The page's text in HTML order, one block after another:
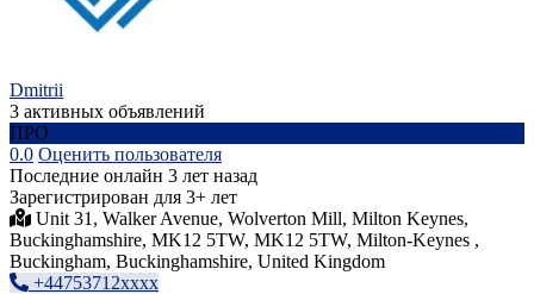
Dmitrii
3 активных объявлений
ПРО
0.0 Оценить пользователя
Последние онлайн 3 лет назад
Зарегистрирован для 3+ лет
Unit 31, Walker Avenue, Wolverton Mill, Milton Keynes,
Buckinghamshire, MK12 5TW, MK12 5TW, Milton-Keynes ,
Buckingham, Buckinghamshire, United Kingdom
+44753712xxxx